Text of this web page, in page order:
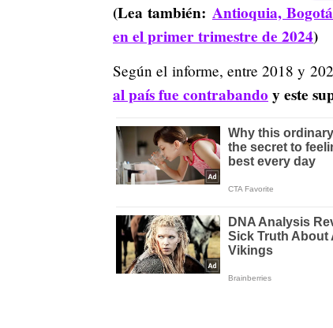
(Lea también: Antioquia,
en el primer trimestre de 2024)
Según el informe, entre 2018 y
al país fue contrabando y este